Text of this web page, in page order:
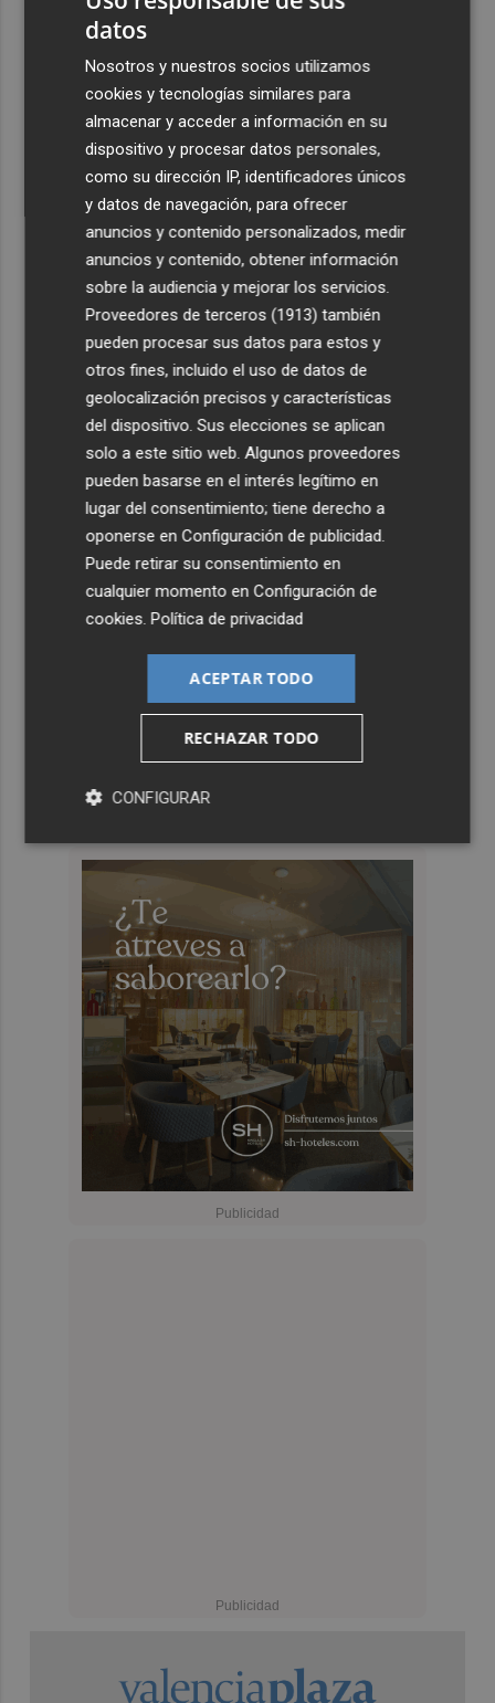
datos
Nosotros y nuestros socios utilizamos
cookies y tecnologías similares para
almacenar y acceder a información en su
dispositivo y procesar datos personales,
como su dirección IP, identificadores únicos
y datos de navegación, para ofrecer
anuncios y contenido personalizados, medir
anuncios y contenido, obtener información
sobre la audiencia y mejorar los servicios.
Proveedores de terceros (1913) también
pueden procesar sus datos para estos y
otros fines, incluido el uso de datos de
geolocalización precisos y características
del dispositivo. Sus elecciones se aplican
solo a este sitio web. Algunos proveedores
pueden basarse en el interés legítimo en
lugar del consentimiento; tiene derecho a
oponerse enConfiguración de publicidad
Puede retirar su consentimiento en
cualquier momento enConfiguración de
cookies .Política de privacidad
ACEPTAR TODO
RECHAZAR TODO
CONFIGURAR